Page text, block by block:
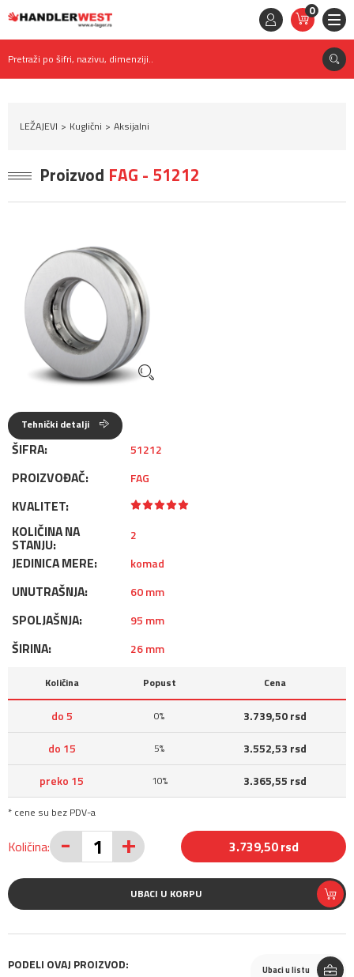
0
STAVKE
0,
RSD
Pretraži po šifri, nazivu, dimenziji..
LEŽAJEVI Kuglični Aksijalni
Proizvod FAG - 51212
Tehnički detalji
ŠIFRA: 51212
PROIZVOĐAČ: FAG
KVALITET:
KOLIČINA NA
STANJU:
2
JEDINICA MERE: komad
UNUTRAŠNJA: 60 mm
SPOLJAŠNJA: 95 mm
ŠIRINA: 26 mm
Količina Popust Cena
do 5 0%
3.739,50 rsd
do 15
5%
3.552,53 rsd
preko 15
10% 3.365,55 rsd
* cene su bez PDV-a
Količina: - + 3.739,50 rsd
UBACI U KORPU
PODELI OVAJ PROIZVOD:
Ubaci u listu